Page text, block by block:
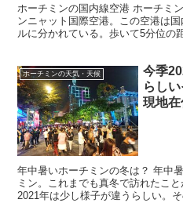
ホーチミンの国内線空港 ホーチミ
ンニャット国際空港。この空港は
ルに分かれている。歩いて5分位の
ホーチミンの天気・天候
今季
らし
現地在
年中暑いホーチミンの冬は？ 年中
ミン。これまでも真冬で訪れたこ
2021年は少し様子が違うらしい。